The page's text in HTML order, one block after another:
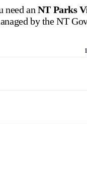
need an NT Parks
by the NT